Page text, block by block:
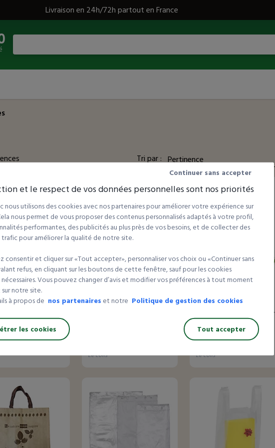
Livraison en 24h/72h partout en France
Tri par :
18 avis
50 µ liassé
de
Sac bretelle 50 µ liassé
le colis
Sac bretelle biosourcé
liassé impression passe-
partout
À partir de
36,04 €HT
le colis
et le respect de vos données personnelles sont nos priorités
nous utilisons des cookies avec nos partenaires pour améliorer votre expérience sur
nous permet de vous proposer des contenus personnalisés adaptés à votre profil,
performantes, des publicités au plus près de vos besoins, et de collecter des
pour améliorer la qualité de notre site.
consentir et cliquer sur «Tout accepter», personnaliser vos choix ou «Continuer sans
refus, en cliquant sur les boutons de cette fenêtre, sauf pour les cookies
Vous pouvez changer d’avis et modifier vos préférences à tout moment
notre site.
à propos de nos partenaires et notre Politique de gestion des cookies
Continuer sans accepter
les cookies Tout accepter